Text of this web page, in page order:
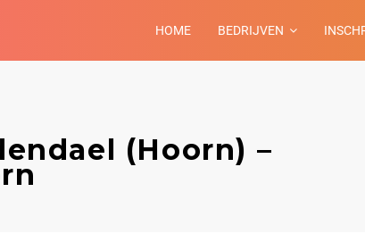
HOME BEDRIJVEN
(Hoorn) –